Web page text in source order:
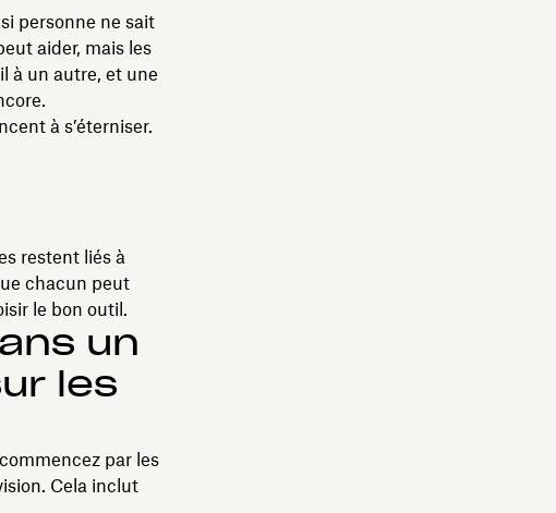
personne ne sait
aider, mais les
à un autre, et une
à s’éterniser.
restent liés à
chacun peut
le bon outil.
un
les
par les
Cela inclut